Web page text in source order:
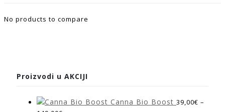
No products to compare
Proizvodi u AKCIJI
Canna Bio Boost 39,00€ –